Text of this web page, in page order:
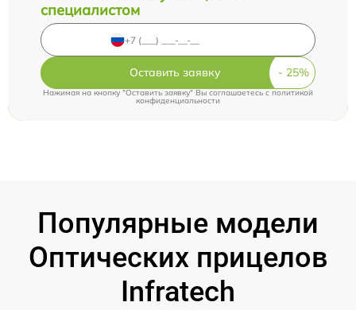
специалистом
Оставить заявку
Нажимая на кнопку "Оставить заявку" Вы соглашаетесь c политикой
конфиденциальности
Популярные модели
Оптических прицелов
Infratech